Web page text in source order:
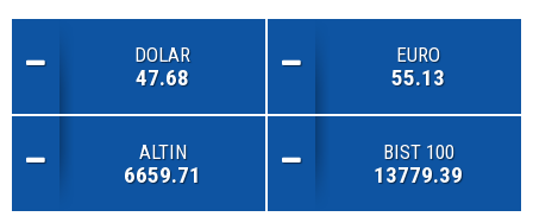
DOLAR
47.68
EURO
55.13
ALTIN
6659.71
BIST 100
13779.39